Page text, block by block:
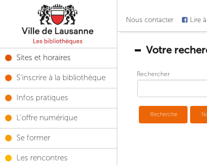
Nous contacter Lire
Sites et horaires
S'inscrire à la bibliothèque
Infos pratiques
L'offre numérique
Se former
Les rencontres
Votre
Rechercher
Recherche